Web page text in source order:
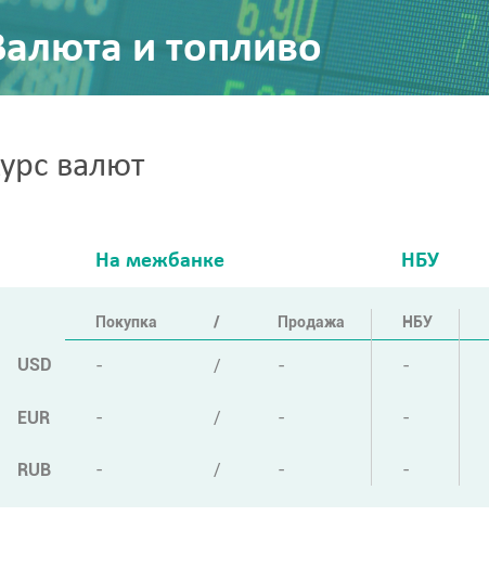
и топливо
валют
На межбанке НБУ
Покупка / Продажа НБУ
USD - / - -
EUR - / - -
RUB - / - -